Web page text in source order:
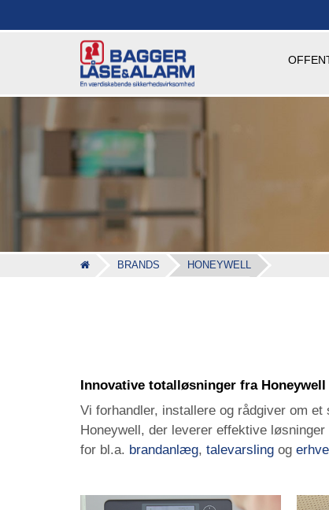
BRANDS HONEYWELL
Innovative totalløsninger fra Honeywell
Vi forhandler, installere og rådgiver om
Honeywell, der leverer effektive
for bl.a. brandanlæg, talevarsling og